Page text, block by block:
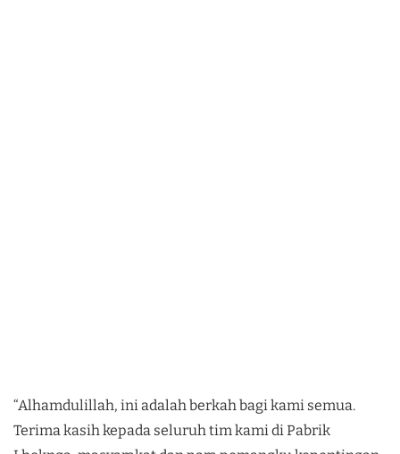
“Alhamdulillah, ini adalah berkah bagi kami semua.
Terima kasih kepada seluruh tim kami di Pabrik